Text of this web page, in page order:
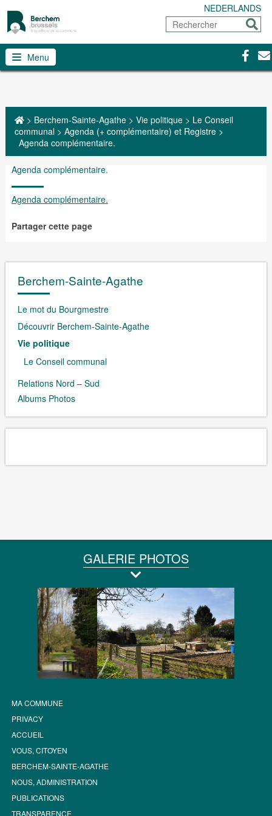
NEDERLANDS
Rechercher
Menu
> Berchem-Sainte-Agathe> Vie politique> Le Conseil
communal> Agenda (+ complémentaire) et Registre>
Agenda complémentaire.
Agenda complémentaire.
Agenda complémentaire.
Partager cette page
Berchem-Sainte-Agathe
Le mot du Bourgmestre
Découvrir Berchem-Sainte-Agathe
Vie politique
Le Conseil communal
Relations Nord – Sud
Albums Photos
GALERIE PHOTOS
MA COMMUNE
PRIVACY
ACCUEIL
VOUS, CITOYEN
BERCHEM-SAINTE-AGATHE
NOUS, ADMINISTRATION
PUBLICATIONS
TRANSPARENCE